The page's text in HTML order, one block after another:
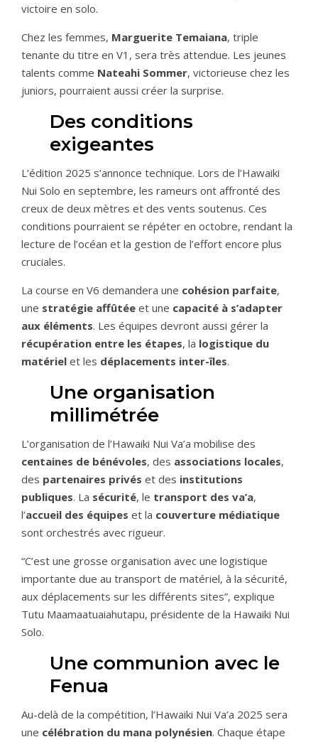
victoire en solo.
Chez les femmes, Marguerite Temaiana, triple
tenante du titre en V1, sera très attendue. Les jeunes
talents comme Nateahi Sommer, victorieuse chez les
juniors, pourraient aussi créer la surprise.
Des conditions
exigeantes
L’édition 2025 s’annonce technique. Lors de l’Hawaiki
Nui Solo en septembre, les rameurs ont affronté des
creux de deux mètres et des vents soutenus. Ces
conditions pourraient se répéter en octobre, rendant la
lecture de l’océan et la gestion de l’effort encore plus
cruciales.
La course en V6 demandera une cohésion parfaite,
une stratégie affûtée et une capacité à s’adapter
aux éléments. Les équipes devront aussi gérer la
récupération entre les étapes, la logistique du
matériel et les déplacements inter-îles.
Une organisation
millimétrée
L’organisation de l’Hawaiki Nui Va’a mobilise des
centaines de bénévoles, des associations locales,
des partenaires privés et des institutions
publiques. La sécurité, le transport des va’a,
l’accueil des équipes et la couverture médiatique
sont orchestrés avec rigueur.
“C’est une grosse organisation avec une logistique
importante due au transport de matériel, à la sécurité,
aux déplacements sur les différents sites”, explique
Tutu Maamaatuaiahutapu, présidente de la Hawaiki Nui
Solo.
Une communion avec le
Fenua
Au-delà de la compétition, l’Hawaiki Nui Va’a 2025 sera
une célébration du mana polynésien. Chaque étape